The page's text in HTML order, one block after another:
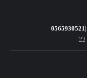
22